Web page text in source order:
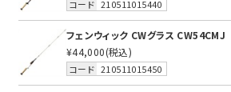
コード 210511015440
フェンウィック CWグラス CW54CMJ
¥44,000(税込)
コード 210511015450